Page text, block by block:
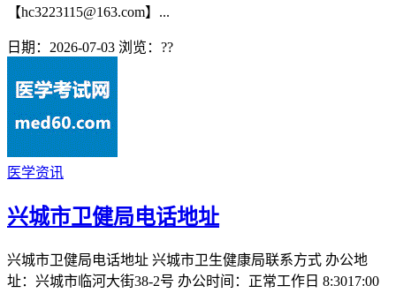
【hc3223115@163.com】...
日期：2026-07-03 浏览： ??
医学资讯
兴城市卫健局电话地址
兴城市卫健局电话地址 兴城市卫生健康局联系方式 办公地
址：兴城市临河大街38-2号 办公时间：正常工作日 8:3017:00